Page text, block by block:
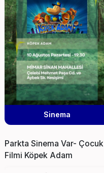
Sinema
Parkta Sinema Var- Çocuk
Filmi Köpek Adam